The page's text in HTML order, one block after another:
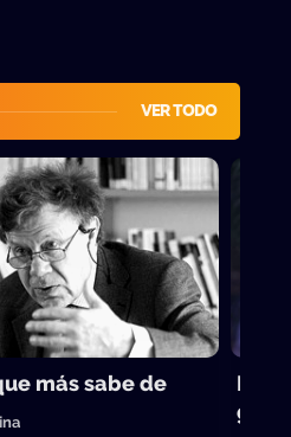
VER TODO
más sabe de